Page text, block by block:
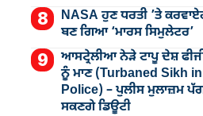
NASA ਹੁਣ ਧਰਤੀ ’ਤੇ
ਬਣ ਗਿਆ ‘ਮਾਰਸ ਸਿਮੁਲੇਟਰ’
ਆਸਟ੍ਰੇਲੀਆ ਨੇੜੇ ਟਾਪੂ ਦੇਸ਼
ਨੂੰ ਮਾਣ (Turbaned Sikh
Police) – ਪੁਲੀਸ ਮੁਲਾਜ਼ਮ
ਸਕਣਗੇ ਡਿਊਟੀ